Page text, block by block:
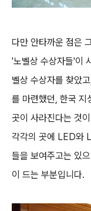
다만 안타까운 점은
'노벨상 수상자들'이
벨상 수상자를 찾았
를 마련했던, 한국 지
곳이 사라진다는 것
각각의 곳에 LED와
들을 보여주고는 있
이 드는 부분입니다.